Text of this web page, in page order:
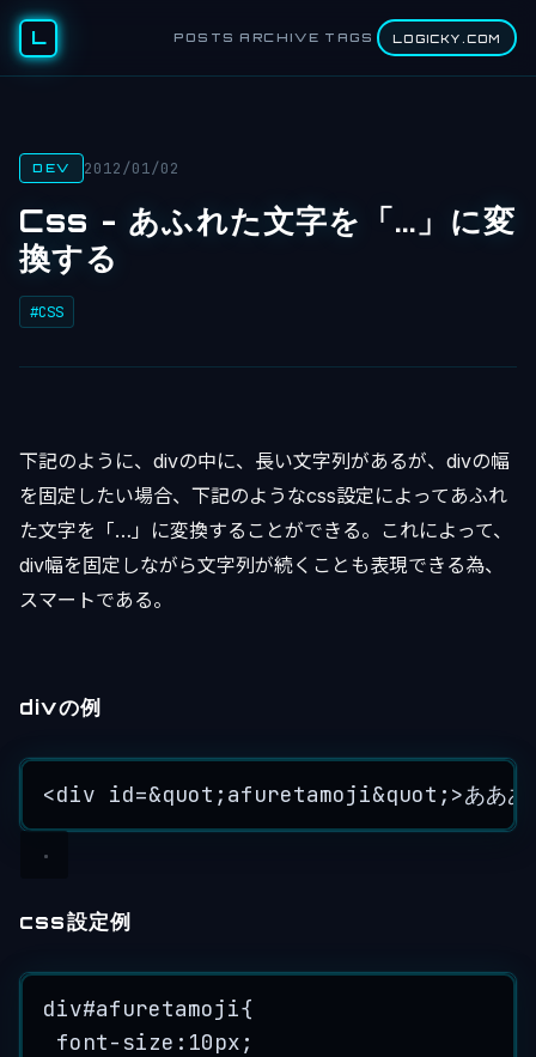
L POSTS ARCHIVE TAGS LOGICKY.COM
DEV 2012/01/02
Css - あふれた文字を「...」に変
換する
#CSS
下記のように、divの中に、長い文字列があるが、divの幅
を固定したい場合、下記のようなcss設定によってあふれ
た文字を「…」に変換することができる。これによって、
div幅を固定しながら文字列が続くことも表現できる為、
スマートである。
divの例
<div id=&quot;afuretamoji&quot;>ああああ
css設定例
div#afuretamoji{
font- size:10px ;